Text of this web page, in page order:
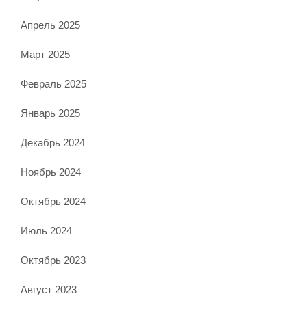
Апрель 2025
Март 2025
Февраль 2025
Январь 2025
Декабрь 2024
Ноябрь 2024
Октябрь 2024
Июль 2024
Октябрь 2023
Август 2023